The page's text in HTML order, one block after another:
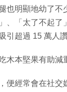
也明顯地幼了
、「太了不起
引超過 15 萬人讚
木本堅果有助
便經常會在社